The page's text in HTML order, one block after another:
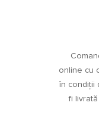
online cu
în condiții
fi